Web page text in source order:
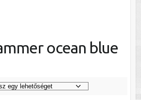
ocean blue